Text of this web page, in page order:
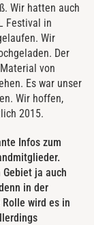
Wir hatten auch
Festival in
Wir
Der
von
Es war unser
Wir hoffen,
2015.
Infos zum
ja auch
in der
Rolle wird es in